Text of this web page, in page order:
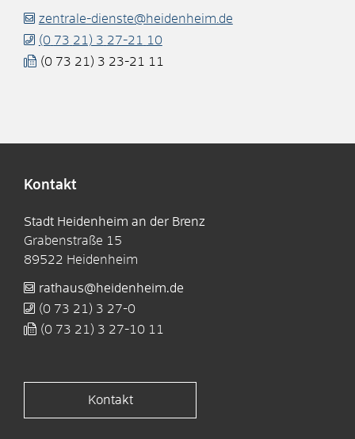
zentrale-dienste@heidenheim.de
(0 73 21) 3 27-21
10
(0 73 21) 3 23-21 11
Kontakt
Stadt Heidenheim an der Brenz
Grabenstraße 15
89522 Heidenheim
rathaus@heidenheim.de
(0 73 21) 3 27-0
(0 73 21) 3 27-10 11
Kontakt